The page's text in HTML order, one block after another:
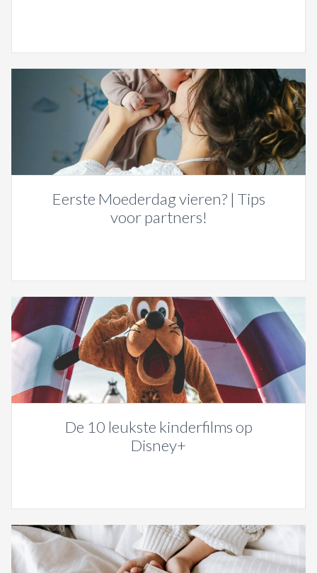
Eerste Moederdag vieren? | Tips
voor partners!
De 10 leukste kinderfilms op
Disney+